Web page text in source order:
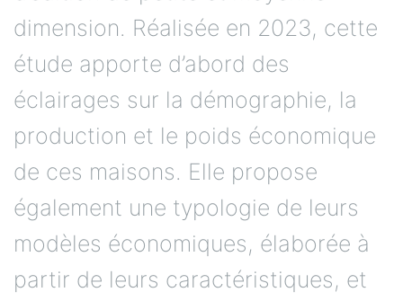
dimension. Réalisée en 2023, cette
étude apporte d’abord des
éclairages sur la démographie, la
production et le poids économique
de ces maisons. Elle propose
également une typologie de leurs
modèles économiques, élaborée à
partir de leurs caractéristiques, et